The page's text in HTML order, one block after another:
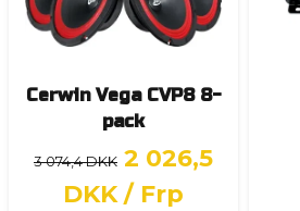
Cerwin Vega CVP8 8-
pack
3 074,4 DKK 2 026,5
DKK / Frp